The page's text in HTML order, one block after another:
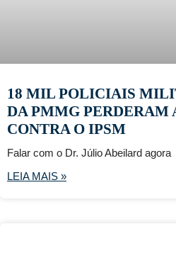
18 MIL POLICIAIS
DA PMMG PERDERAM
CONTRA O IPSM
Falar com o Dr. Júlio Abeilard agora
LEIA MAIS »